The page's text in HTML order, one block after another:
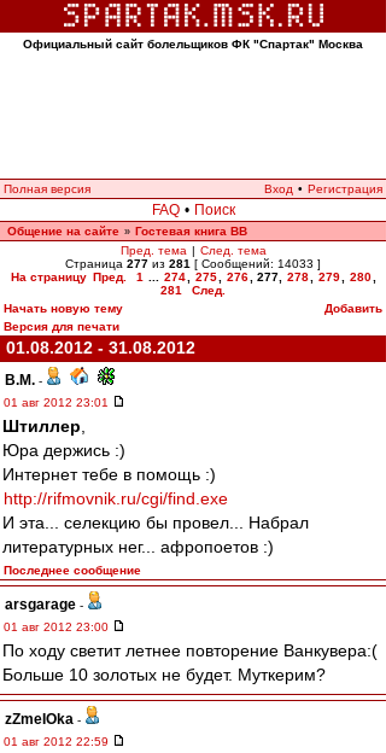
Официальный сайт болельщиков ФК "Спартак" Москва
Полная версия Вход • Регистрация
FAQ • Поиск
Общение на сайте » Гостевая книга ВВ
Пред. тема | След. тема
Страница 277 из 281 [ Сообщений: 14033 ]
На страницу Пред. 1 274 275 276 277 278 279 280
281
След.
Начать новую тему
Добавить
Версия для печати
01.08.2012 - 31.08.2012
В.М. -
01 авг 2012 23:01
Штиллер
Юра держись :)
Интернет тебе в помощь :)
http://rifmovnik.ru/cgi/find.exe
И эта... селекцию бы провел... Набрал
литературных нег... афропоетов :)
Последнее сообщение
arsgarage -
01 авг 2012 23:00
По ходу светит летнее повторение Ванкувера:(
Больше 10 золотых не будет. Муткерим?
zZmeIOka -
01 авг 2012 22:59